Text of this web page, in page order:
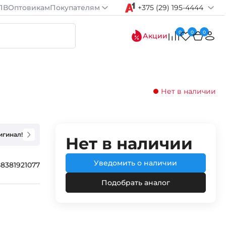
ОптовикамПокупателям +375 (29) 195-4444
Акции 0 0 0
Нет в наличии
Нет в наличии
Уведомить о наличии
Подобрать аналог